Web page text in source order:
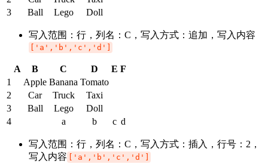
3
Ball Lego Doll
写入范围：行，列名：C，写入方式：追加，写入内容
['a','b','c','d']
A B C D E F
1
Apple Banana Tomato
2
Car Truck
Taxi
3
Ball Lego
Doll
4
a b c d
写入范围：行，列名：C，写入方式：插入，行号：2，
写入内容 ['a','b','c','d']